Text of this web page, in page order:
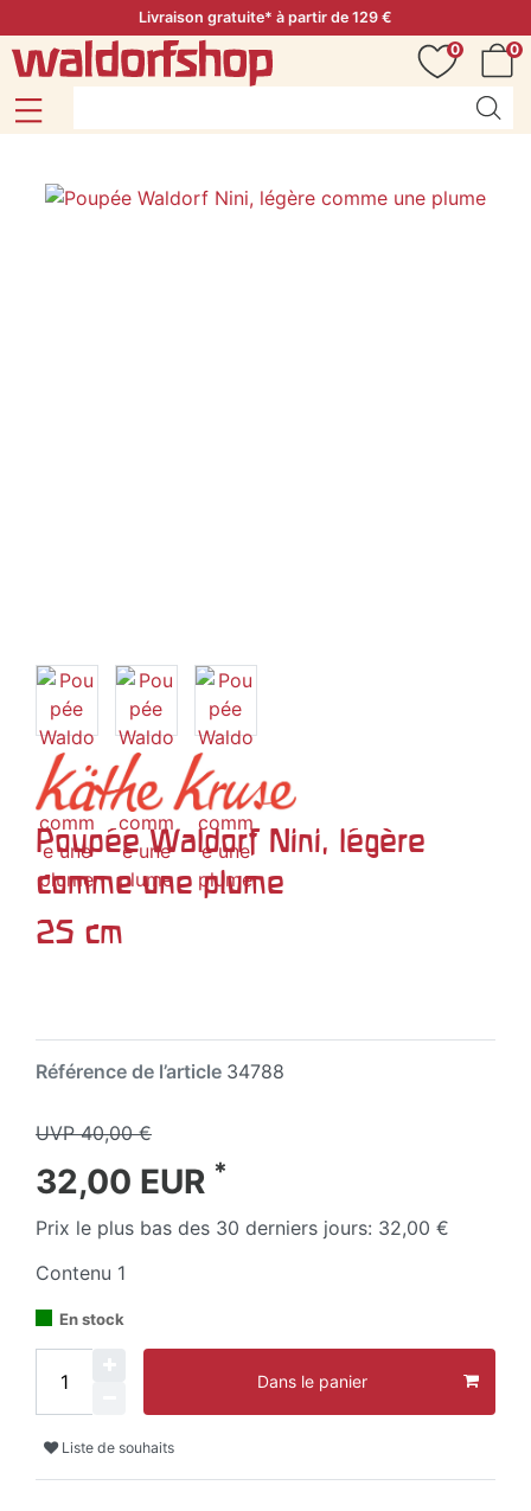
Livraison gratuite* à partir de 129 €
0
0
Poupée Waldorf Nini, légère
comme une plume
25 cm
Référence de l’article 34788
UVP 40,00 €
32,00 EUR *
Prix le plus bas des 30 derniers jours: 32,00 €
Contenu 1
En stock
Dans le panier
Liste de souhaits